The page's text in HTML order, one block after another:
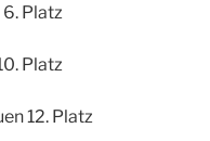
Platz
Platz
12. Platz